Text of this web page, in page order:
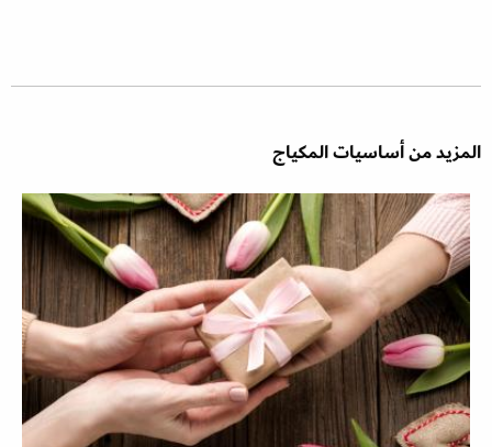
المزيد من أساسيات المكياج